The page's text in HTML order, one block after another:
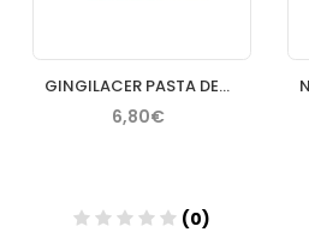
GINGILACER PASTA DENTAL 75 ML
6,80€
(0)